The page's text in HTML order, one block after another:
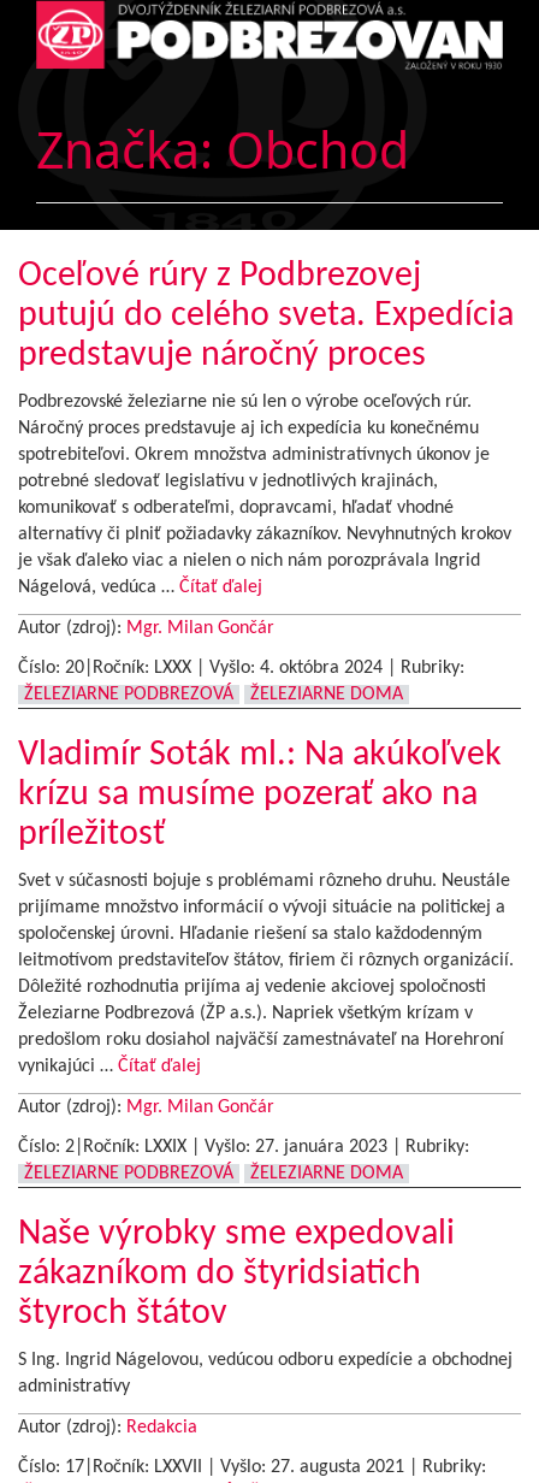
Značka: Obchod
Oceľové rúry z Podbrezovej
putujú do celého sveta. Expedícia
predstavuje náročný proces
Podbrezovské železiarne nie sú len o výrobe oceľových rúr.
Náročný proces predstavuje aj ich expedícia ku konečnému
spotrebiteľovi. Okrem množstva administratívnych úkonov je
potrebné sledovať legislatívu v jednotlivých krajinách,
komunikovať s odberateľmi, dopravcami, hľadať vhodné
alternatívy či plniť požiadavky zákazníkov. Nevyhnutných krokov
je však ďaleko viac a nielen o nich nám porozprávala Ingrid
Nágelová, vedúca … Čítať ďalej
Autor (zdroj): Mgr. Milan Gončár
Číslo: 20|Ročník: LXXX | Vyšlo: 4. októbra 2024
Rubriky:
ŽELEZIARNE PODBREZOVÁ
ŽELEZIARNE DOMA
Vladimír Soták ml.: Na akúkoľvek
krízu sa musíme pozerať ako na
príležitosť
Svet v súčasnosti bojuje s problémami rôzneho druhu. Neustále
prijímame množstvo informácií o vývoji situácie na politickej a
spoločenskej úrovni. Hľadanie riešení sa stalo každodenným
leitmotívom predstaviteľov štátov, firiem či rôznych organizácií.
Dôležité rozhodnutia prijíma aj vedenie akciovej spoločnosti
Železiarne Podbrezová (ŽP a.s.). Napriek všetkým krízam v
predošlom roku dosiahol najväčší zamestnávateľ na Horehroní
vynikajúci … Čítať ďalej
Autor (zdroj): Mgr. Milan Gončár
Číslo: 2|Ročník: LXXIX | Vyšlo: 27. januára 2023
Rubriky:
ŽELEZIARNE PODBREZOVÁ
ŽELEZIARNE DOMA
Naše výrobky sme expedovali
zákazníkom do štyridsiatich
štyroch štátov
S Ing. Ingrid Nágelovou, vedúcou odboru expedície a obchodnej
administratívy
Autor (zdroj): Redakcia
Číslo: 17|Ročník: LXXVII | Vyšlo: 27. augusta 2021
Rubriky: